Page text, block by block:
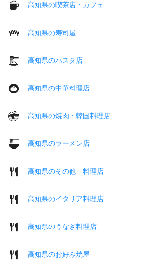
高知県の喫茶店・カフェ
高知県の寿司屋
高知県のパスタ店
高知県の中華料理店
高知県の焼肉・韓国料理店
高知県のラーメン店
高知県のその他 料理店
高知県のイタリア料理店
高知県のうなぎ料理店
高知県のお好み焼屋